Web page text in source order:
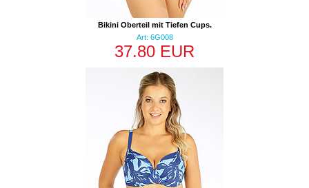
Bikini Oberteil mit Tiefen Cups.
Art: 6G008
37.80 EUR